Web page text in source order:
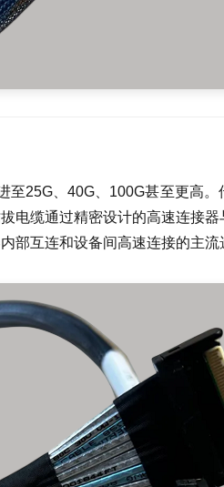
25G、40G、100G甚至更高。
电缆通过精密设计的高速连接
部互连和设备间高速连接的主流